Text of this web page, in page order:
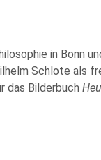
in Bonn
Schlote als
das Bilderbuch